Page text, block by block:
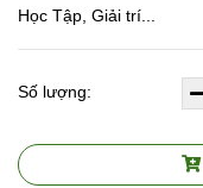
Học Tập, Giải trí...
Số lượng: